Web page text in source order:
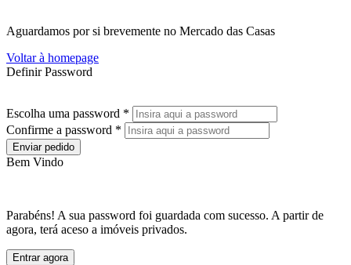
Aguardamos por si brevemente no Mercado das Casas
Voltar à homepage
Definir Password
Escolha uma password *
Confirme a password *
Enviar pedido
Bem Vindo
Parabéns! A sua password foi guardada com sucesso. A partir de
agora, terá aceso a imóveis privados.
Entrar agora